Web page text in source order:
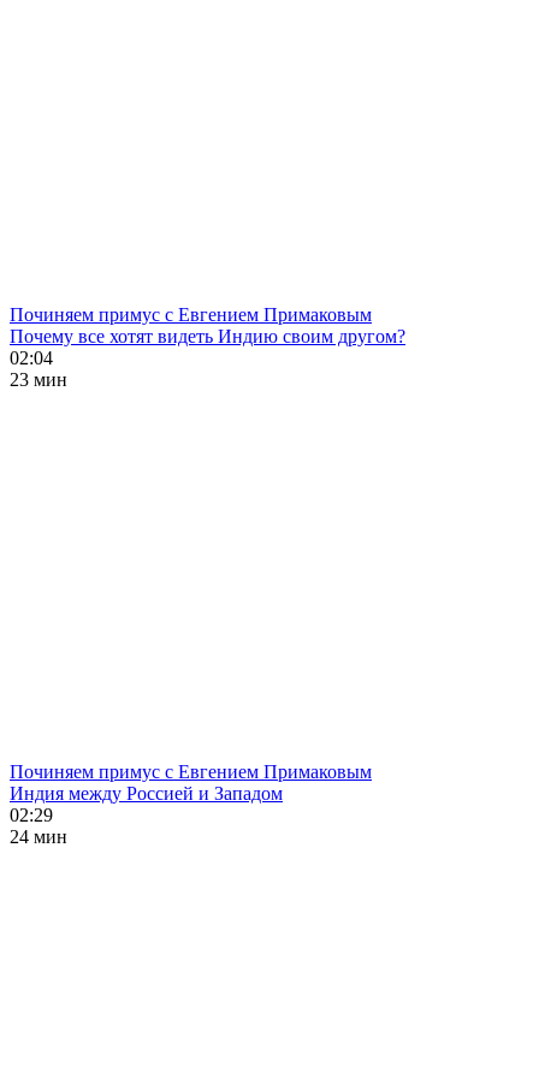
Починяем примус с Евгением Примаковым
Почему все хотят видеть Индию своим другом?
02:04
23 мин
Починяем примус с Евгением Примаковым
Индия между Россией и Западом
02:29
24 мин